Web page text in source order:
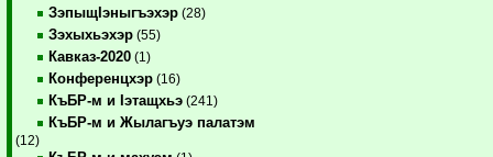
ЗэпыщIэныгъэхэр (28)
Зэхыхьэхэр (55)
Кавказ-2020 (1)
Конференцхэр (16)
КъБР-м и Iэтащхьэ (241)
КъБР-м и Жылагъуэ палатэм
(12)